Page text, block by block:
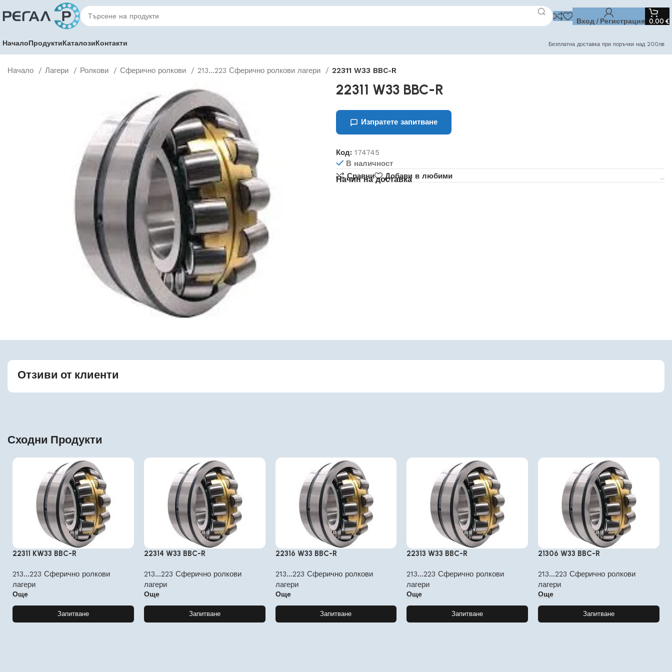
Вход / Регистрация 0,00 €
НачалоПродуктиКаталозиКонтакти Безплатна доставка при поръчки над 200лв
Начало Лагери Ролкови Сферично ролкови 213...223 Сферично ролкови лагери 22311 W33 BBC-R
22311 W33 BBC-R
Изпратете запитване
Код: 174745
В наличност
Сравни
Добави в любими
Начин на доставка
Отзиви от клиенти
Сходни Продукти
22311 KW33 BBC-R
213...223 Сферично ролкови
лагери
Още
Запитване
22314 W33 BBC-R
213...223 Сферично ролкови
лагери
Още
Запитване
22316 W33 BBC-R
213...223 Сферично ролкови
лагери
Още
Запитване
22313 W33 BBC-R
213...223 Сферично ролкови
лагери
Още
Запитване
21306 W33 BBC-R
213...223 Сферично ролкови
лагери
Още
Запитване